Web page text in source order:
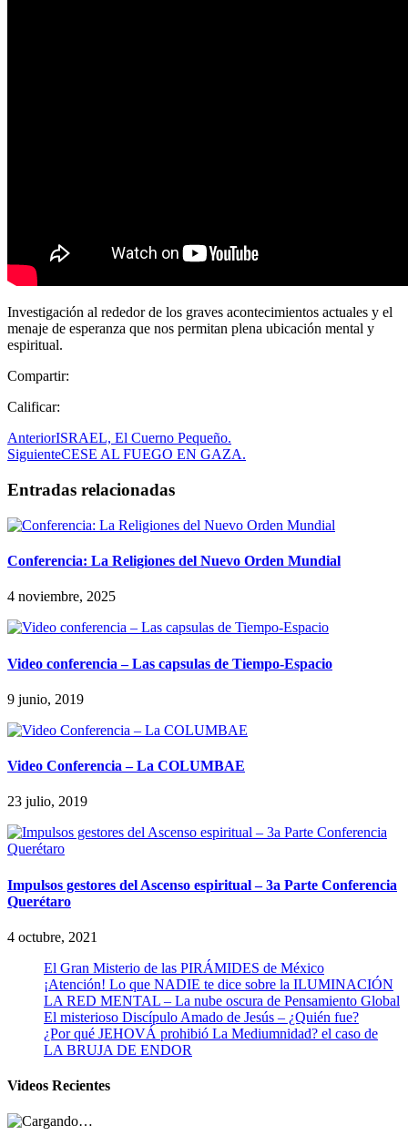
Investigación al rededor de los graves acontecimientos actuales y el
menaje de esperanza que nos permitan plena ubicación mental y
espiritual.
Compartir:
Calificar:
AnteriorISRAEL, El Cuerno Pequeño.
SiguienteCESE AL FUEGO EN GAZA.
Entradas relacionadas
Conferencia: La Religiones del Nuevo Orden Mundial
4 noviembre, 2025
Video conferencia – Las capsulas de Tiempo-Espacio
9 junio, 2019
Video Conferencia – La COLUMBAE
23 julio, 2019
Impulsos gestores del Ascenso espiritual – 3a Parte Conferencia
Querétaro
4 octubre, 2021
El Gran Misterio de las PIRÁMIDES de México
¡Atención! Lo que NADIE te dice sobre la ILUMINACIÓN
LA RED MENTAL – La nube oscura de Pensamiento Global
El misterioso Discípulo Amado de Jesús – ¿Quién fue?
¿Por qué JEHOVÁ prohibió La Mediumnidad? el caso de
LA BRUJA DE ENDOR
Videos Recientes